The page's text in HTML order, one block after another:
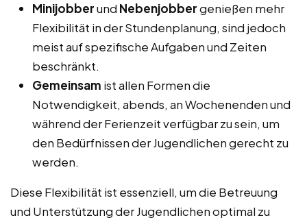
Minijobberund Nebenjobbergenießen mehr
Flexibilität in der Stundenplanung, sind jedoch
meist auf spezifische Aufgaben und Zeiten
beschränkt.
Gemeinsam ist allen Formen die
Notwendigkeit, abends, an Wochenenden und
während der Ferienzeit verfügbar zu sein, um
den Bedürfnissen der Jugendlichen gerecht zu
werden.
Diese Flexibilität ist essenziell, um die Betreuung
und Unterstützung der Jugendlichen optimal zu